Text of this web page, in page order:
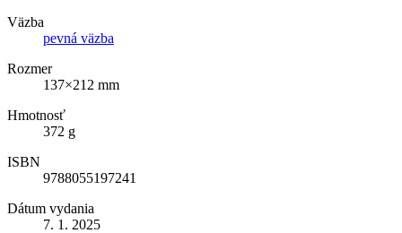
Väzba
pevná väzba
Rozmer
137×212 mm
Hmotnosť
372 g
ISBN
9788055197241
Dátum vydania
7. 1. 2025